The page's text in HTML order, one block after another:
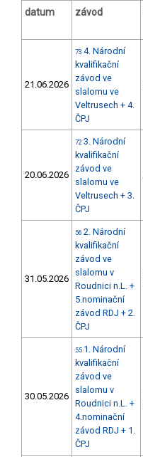
datum závod
21.06.2026
73 4. Národní
kvalifikační
závod ve
slalomu ve
Veltrusech + 4.
ČPJ
20.06.2026
72 3. Národní
kvalifikační
závod ve
slalomu ve
Veltrusech + 3.
ČPJ
31.05.2026
56 2. Národní
kvalifikační
závod ve
slalomu v
Roudnici n.L. +
5.nominační
závod RDJ + 2.
ČPJ
30.05.2026
55 1. Národní
kvalifikační
závod ve
slalomu v
Roudnici n.L. +
4.nominační
závod RDJ + 1.
ČPJ